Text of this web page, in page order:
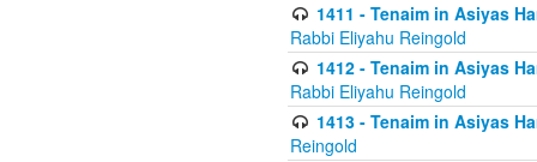
1411 - Tenaim in Asiyas
Rabbi Eliyahu Reingold
1412 - Tenaim in Asiyas
Rabbi Eliyahu Reingold
1413 - Tenaim in Asiyas
Reingold